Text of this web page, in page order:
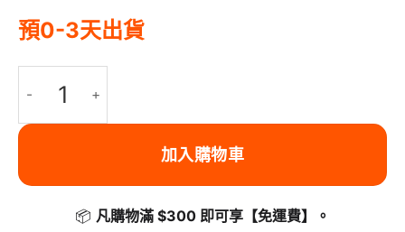
預0-3天出貨
加入購物車
📦 凡購物滿 $300 即可享 【免運費】 。